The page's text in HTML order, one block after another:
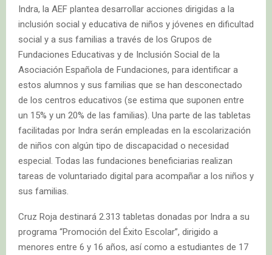
Indra, la AEF plantea desarrollar acciones dirigidas a la
inclusión social y educativa de niños y jóvenes en dificultad
social y a sus familias a través de los Grupos de
Fundaciones Educativas y de Inclusión Social de la
Asociación Española de Fundaciones, para identificar a
estos alumnos y sus familias que se han desconectado
de los centros educativos (se estima que suponen entre
un 15% y un 20% de las familias). Una parte de las tabletas
facilitadas por Indra serán empleadas en la escolarización
de niños con algún tipo de discapacidad o necesidad
especial. Todas las fundaciones beneficiarias realizan
tareas de voluntariado digital para acompañar a los niños y
sus familias.
Cruz Roja destinará 2.313 tabletas donadas por Indra a su
programa “Promoción del Éxito Escolar”, dirigido a
menores entre 6 y 16 años, así como a estudiantes de 17